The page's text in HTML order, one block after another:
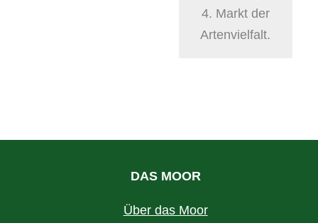
4. Markt der
Artenvielfalt.
DAS MOOR
Über das Moor